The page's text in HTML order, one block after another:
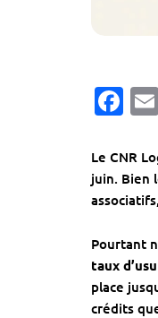
Le CNR
juin. Bien
Pourtant
taux
place
crédits